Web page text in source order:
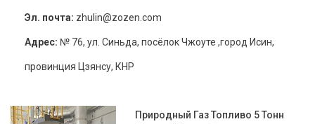
Эл. почта: zhulin@zozen.com
Адрес: № 76, ул. Синьда, посёлок Чжоуте ,город Исин,
провинция Цзянсу, КНР
Природный Газ Топливо 5 Тонн